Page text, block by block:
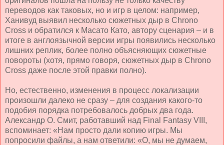
переводов как таковых, но и игр в целом: например,
Ханивуд выявил несколько сюжетных дыр в Chrono
Cross и обратился к Масато Като, автору сценария – и в
итоге в англоязычной версии игры появились несколько
лишних реплик, более полно объясняющих сюжетные
повороты (хотя, прямо говоря, сюжетных дыр в Chrono
Cross даже после этой правки полно).
Но, естественно, изменения в процесс локализации
произошли далеко не сразу – для создания какого-то
подобия порядка потребовалось добрых два года.
Александр О. Смит, работавший над Final Fantasy VIII ,
вспоминает: «Нам просто дали копию игры. Мы
попросили файлы, а нам ответили: «О, мы не думаем,